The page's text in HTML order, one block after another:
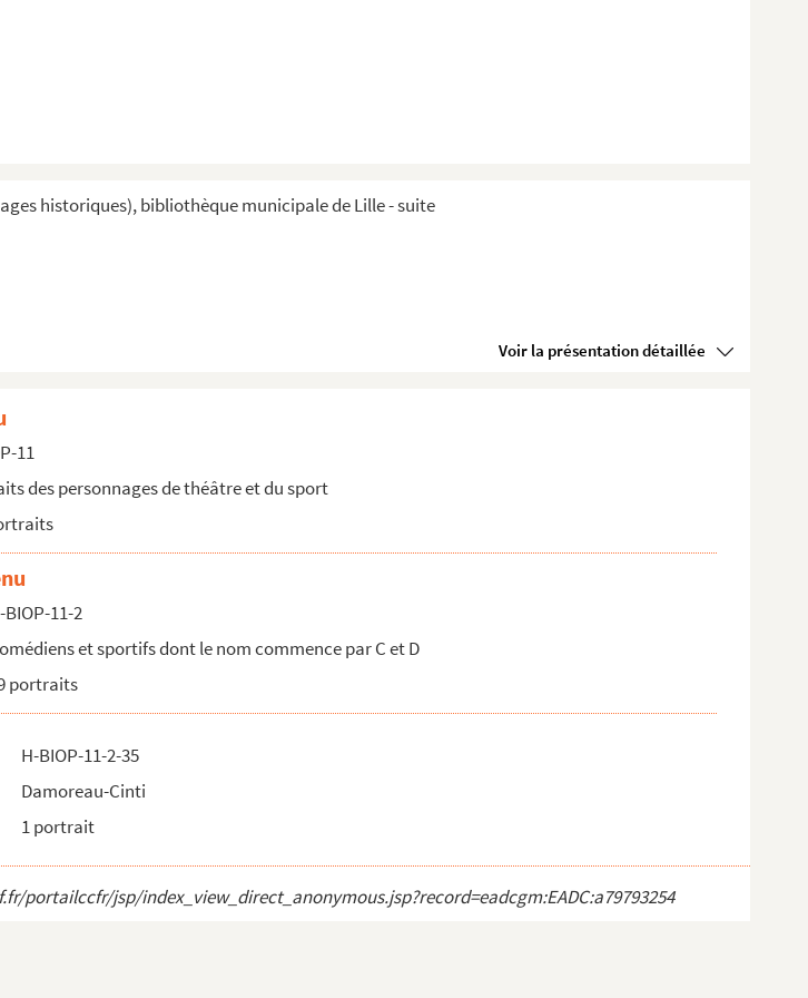
historiques), bibliothèque municipale de Lille ​- suite
Voir la présentation détaillée
11
des personnages de théâtre et du sport
BIOP-11-2
et sportifs dont le nom commence par C et D
portraits
H-BIOP-11-2-35
Damoreau-Cinti
1 portrait
portailccfr/jsp/index_view_direct_anonymous.jsp?record=eadcgm:EADC:a79793254